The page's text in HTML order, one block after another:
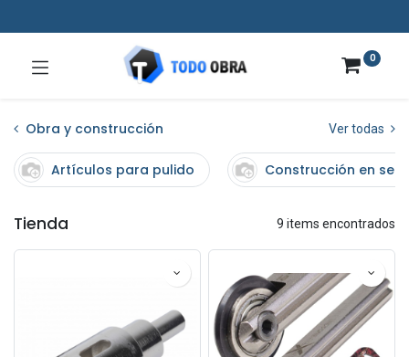
0
Obra y construcción Ver todas
Artículos para pulido Construcción en
Tienda 9 items encontrados